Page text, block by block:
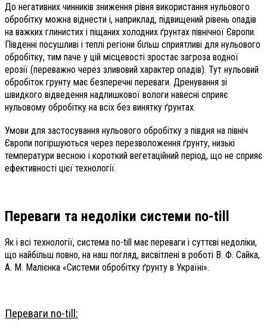
До негативних чинників зниження рівня використання нульового
обробітку можна віднести і, наприклад, підвищений рівень опадів
на важких глинистих і піщаних холодних ґрунтах північної Європи.
Південні посушливі і теплі регіони більш сприятливі для нульового
обробітку, тим паче у цій місцевості зростає загроза водної
ерозії (переважно через зливовий характер опадів). Тут нульовий
обробіток грунту має безперечні переваги. Дренування зі
швидкого відведення надлишкової вологи навесні сприяє
нульовому обробітку на всіх без винятку ґрунтах.
Умови для застосування нульового обробітку з півдня на північ
Європи погіршуються через перезволоження ґрунту, низькі
температури весною і короткий вегетаційний період, що не сприяє
ефективності цієї технології.
Переваги та недоліки системи no-till
Як і всі технології, система no-till має переваги і суттєві недоліки,
що найбільш повно, на наш погляд, висвітлені в роботі В. Ф. Сайка,
А. М. Малієнка «Системи обробітку ґрунту в Україні».
Переваги no-till: